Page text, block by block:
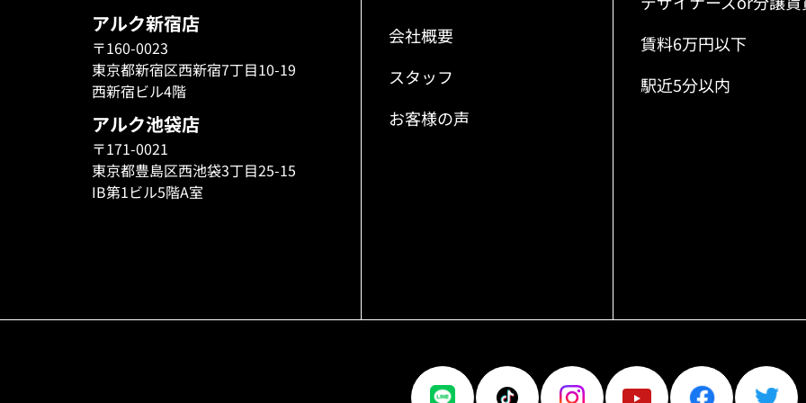
アルク新宿店
〒160-0023
東京都新宿区西新宿7丁目10-19
西新宿ビル4階
アルク池袋店
〒171-0021
東京都豊島区西池袋3丁目25-15
IB第1ビル5階A室
会社概要
スタッフ
お客様の声
賃料6万円以下
駅近5分以内